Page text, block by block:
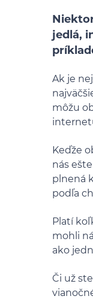
jedlá,
Ak je
môžu
Keďže
nás
plnená
podľa
Platí
mohli
ako
Či už